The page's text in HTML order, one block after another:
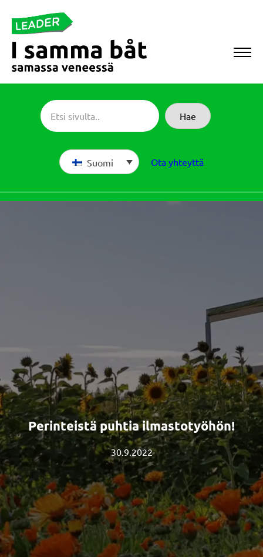
suoraan
sisältöön
Sameboat
Hae
Ota yhteyttä
Suomi
Perinteistä puhtia ilmastotyöhön!
30.9.2022